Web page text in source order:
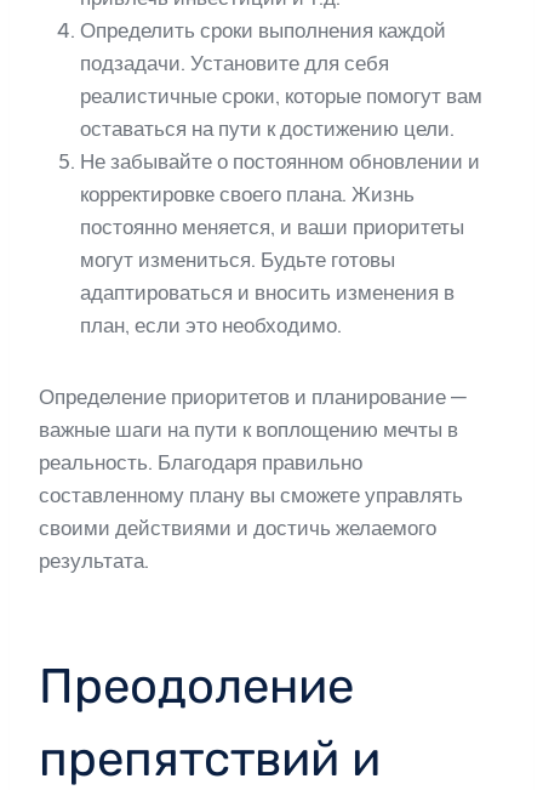
Определить сроки выполнения каждой
подзадачи. Установите для себя
реалистичные сроки, которые помогут вам
оставаться на пути к достижению цели.
Не забывайте о постоянном обновлении и
корректировке своего плана. Жизнь
постоянно меняется, и ваши приоритеты
могут измениться. Будьте готовы
адаптироваться и вносить изменения в
план, если это необходимо.
Определение приоритетов и планирование —
важные шаги на пути к воплощению мечты в
реальность. Благодаря правильно
составленному плану вы сможете управлять
своими действиями и достичь желаемого
результата.
Преодоление
препятствий и